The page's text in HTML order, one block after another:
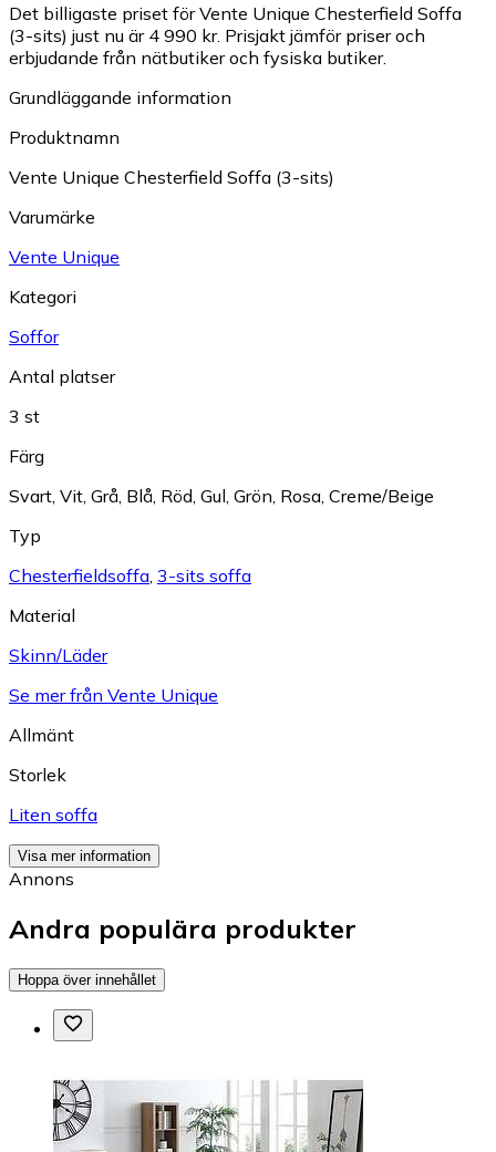
Det billigaste priset för Vente Unique Chesterfield Soffa
(3-sits) just nu är 4 990 kr. Prisjakt jämför priser och
erbjudande från nätbutiker och fysiska butiker.
Grundläggande information
Produktnamn
Vente Unique Chesterfield Soffa (3-sits)
Varumärke
Vente Unique
Kategori
Soffor
Antal platser
3 st
Färg
Svart Vit Grå Blå Röd Gul Grön Rosa Creme/Beige
Typ
Chesterfieldsoffa 3-sits soffa
Material
Skinn/Läder
Se mer från Vente Unique
Allmänt
Storlek
Liten soffa
Visa mer information
Annons
Andra populära produkter
Hoppa över innehållet